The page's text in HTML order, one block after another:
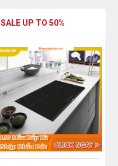
SALE UP TO 50%